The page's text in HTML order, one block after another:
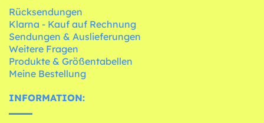
Rücksendungen
Klarna - Kauf auf Rechnung
Sendungen & Auslieferungen
Weitere Fragen
Produkte & Größentabellen
Meine Bestellung
INFORMATION: